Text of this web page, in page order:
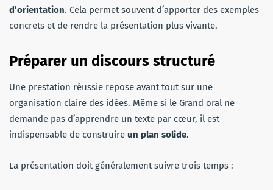
d’orientation. Cela permet souvent d’apporter des exemples
concrets et de rendre la présentation plus vivante.
Préparer un discours structuré
Une prestation réussie repose avant tout sur une
organisation claire des idées. Même si le Grand oral ne
demande pas d’apprendre un texte par cœur, il est
indispensable de construire un plan solide.
La présentation doit généralement suivre trois temps :